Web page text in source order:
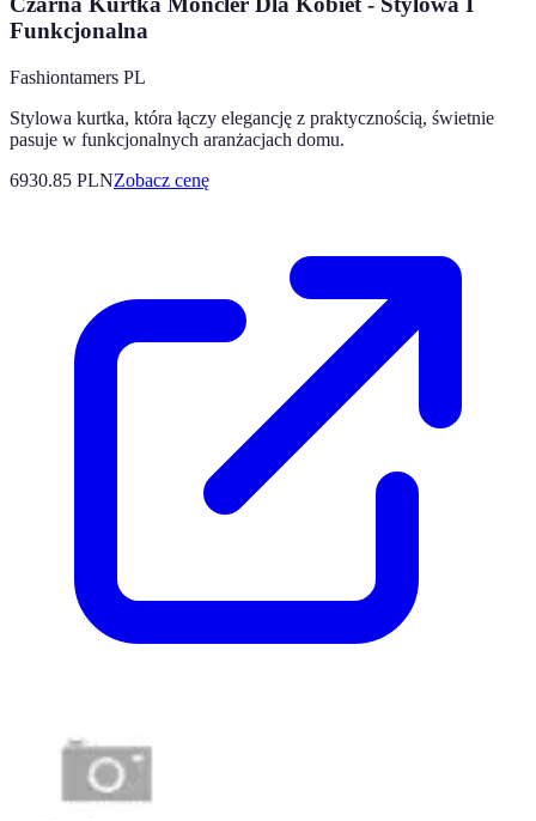
Funkcjonalna
Fashiontamers PL
Stylowa kurtka, która łączy elegancję z praktycznością, świetnie
pasuje w funkcjonalnych aranżacjach domu.
6930.85 PLNZobacz cenę